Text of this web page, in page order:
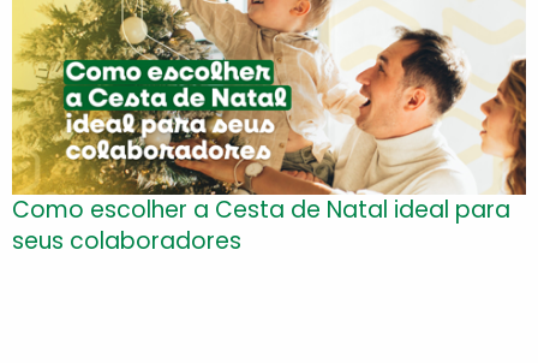
Como escolher a Cesta de Natal ideal para
seus colaboradores